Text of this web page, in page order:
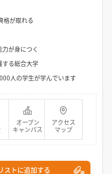
格が取れる
が身につく
する総合大学
人の学生が学んでいます
オープン
キャンパス
アクセス
マップ
ストに追加する